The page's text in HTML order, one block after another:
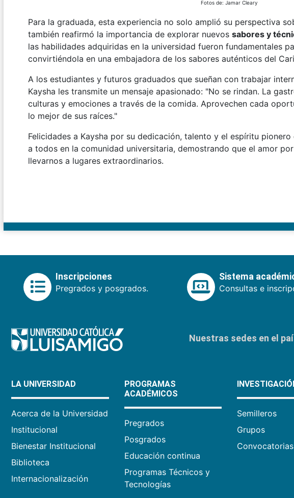
Fotos de: Jamar Cleary
Para la graduada, esta experiencia no solo amplió su perspectiva
también reafirmó la importancia de explorar nuevos sabores y
las habilidades adquiridas en la universidad fueron fundamentales
convirtiéndola en una embajadora de los sabores auténticos del
A los estudiantes y futuros graduados que sueñan con trabajar
Kaysha les transmite un mensaje apasionado: "No se rindan. La
culturas y emociones a través de la comida. Aprovechen cada
lo mejor de sus raíces."
Felicidades a Kaysha por su dedicación, talento y el espíritu
a todos en la comunidad universitaria, demostrando que el amor
llevarnos a lugares extraordinarios.
Inscripciones
Pregrados y posgrados.
Sistema
Consultas e
Nuestras sedes en el
LA UNIVERSIDAD
Acerca de la Universidad
Institucional
Bienestar Institucional
Biblioteca
Internacionalización
PROGRAMAS
ACADÉMICOS
Pregrados
Posgrados
Educación continua
Programas Técnicos y
Tecnologías
Semilleros
Grupos
Convocatorias